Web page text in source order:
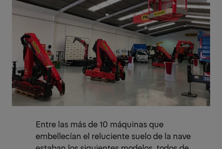
Entre las más de 10 máquinas que
embellecían el reluciente suelo de la nave